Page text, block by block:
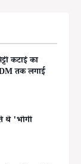
कटाई का
तक लगाई
थे 'भोगी